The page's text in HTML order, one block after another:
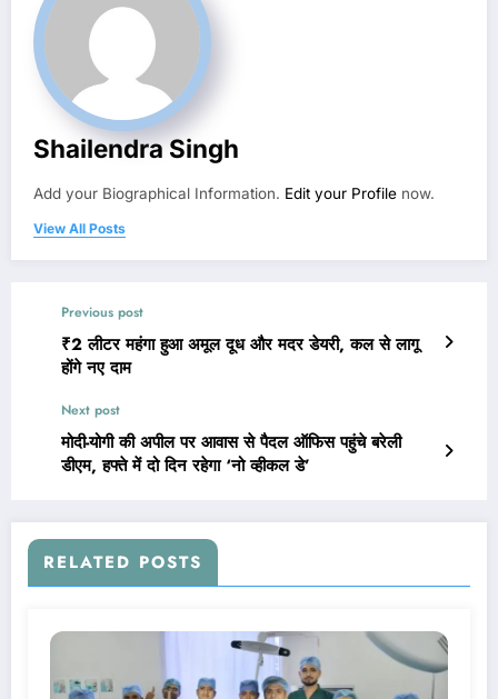
Shailendra Singh
Add your Biographical Information. Edit your Profile now.
View All Posts
Previous post
₹2 लीटर महंगा हुआ अमूल दूध और मदर डेयरी, कल से लागू
होंगे नए दाम
Next post
मोदी-योगी की अपील पर आवास से पैदल ऑफिस पहुंचे बरेली
डीएम, हफ्ते में दो दिन रहेगा ‘नो व्हीकल डे’
RELATED POSTS